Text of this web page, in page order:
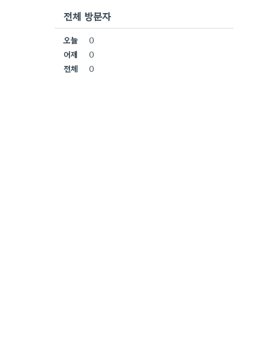
전체 방문자
오늘
0
어제
0
전체
0